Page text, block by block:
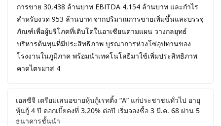
การขาย 30,438 ล้านบาท EBITDA 4,154 ล้านบาท และกำไร
สำหรับงวด 953 ล้านบาท จากปริมาณการขายเพิ่มขึ้นและบรรจุ
ภัณฑ์เพื่อผู้บริโภคที่เติบโตในอาเซียนตามแผน วางกลยุทธ์
บริหารต้นทุนที่มีประสิทธิภาพ บูรณาการห่วงโซ่อุปทานของ
โรงงานในภูมิภาค พร้อมนำเทคโนโลยีมาใช้เพิ่มประสิทธิภาพ
คาดไตรมาส 4
เอสซีจี เตรียมเสนอขายหุ้นกู้เรทติ้ง “A” แก่ประชาชนทั่วไป อายุ
หุ้นกู้ 4 ปี ดอกเบี้ยคงที่ 3.20% ต่อปี เริ่มจองซื้อ 3 มี.ค. 68 ผ่าน 5
ธนาคารชั้นนำ